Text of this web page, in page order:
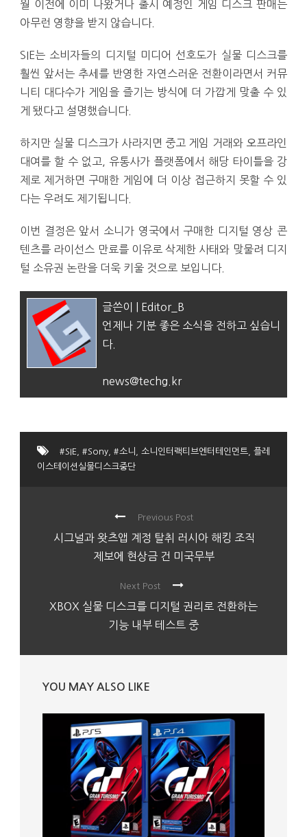
월 이전에 이미 나왔거나 출시 예정인 게임 디스크 판매는
아무런 영향을 받지 않습니다.
SIE는 소비자들의 디지털 미디어 선호도가 실물 디스크를
훨씬 앞서는 추세를 반영한 자연스러운 전환이라면서 커뮤
니티 대다수가 게임을 즐기는 방식에 더 가깝게 맞출 수 있
게 됐다고 설명했습니다.
하지만 실물 디스크가 사라지면 중고 게임 거래와 오프라인
대여를 할 수 없고, 유통사가 플랫폼에서 해당 타이틀을 강
제로 제거하면 구매한 게임에 더 이상 접근하지 못할 수 있
다는 우려도 제기됩니다.
이번 결정은 앞서 소니가 영국에서 구매한 디지털 영상 콘
텐츠를 라이선스 만료를 이유로 삭제한 사태와 맞물려 디지
털 소유권 논란을 더욱 키울 것으로 보입니다.
글쓴이 | Editor_B
언제나 기분 좋은 소식을 전하고 싶습니
다.
news@techg.kr
#SIE #Sony #소니 소니인터랙티브엔터테인먼트
플레
이스테이션실물디스크중단
Previous Post
시그널과 왓츠앱 계정 탈취 러시아 해킹 조직
제보에 현상금 건 미국무부
Next Post
XBOX 실물 디스크를 디지털 권리로 전환하는
기능 내부 테스트 중
YOU MAY ALSO LIKE